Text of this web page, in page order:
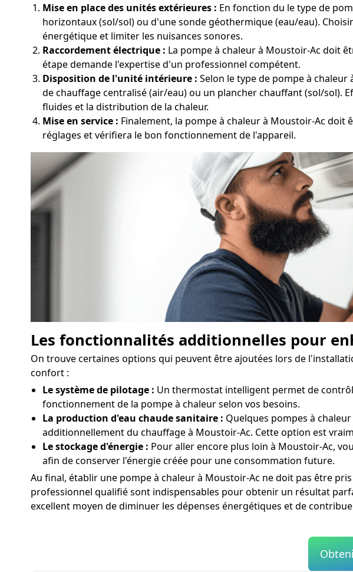
Mise en place des unités extérieures : En fonction du le type de
horizontaux (sol/sol) ou d'une sonde géothermique (eau/eau).
énergétique et limiter les nuisances sonores.
Raccordement électrique : La pompe à chaleur à Moustoir-Ac doit
étape demande l'expertise d'un professionnel compétent.
Disposition de l'unité intérieure : Selon le type de pompe à
de chauffage centralisé (air/eau) ou un plancher chauffant (sol/sol).
fluides et la distribution de la chaleur.
Mise en service : Finalement, la pompe à chaleur à Moustoir-Ac doit
réglages et vérifiera le bon fonctionnement de l'appareil.
Les fonctionnalités additionnelles pour
On trouve certaines options qui peuvent être ajoutées lors de
confort :
Le système de pilotage : Un thermostat intelligent permet de
fonctionnement de la pompe à chaleur selon vos besoins.
La production d'eau chaude sanitaire : Quelques pompes à
additionnellement du chauffage à Moustoir-Ac. Cette option est
Le stockage d'énergie : Pour aller encore plus loin à Moustoir-Ac,
afin de conserver l'énergie créée pour une consommation future.
Au final, établir une pompe à chaleur à Moustoir-Ac ne doit pas être
professionnel qualifié sont indispensables pour obtenir un résultat
excellent moyen de diminuer les dépenses énergétiques et de